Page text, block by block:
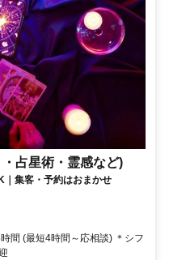
占星術・霊感など)
｜集客・予約はおまかせ
間 (最短4時間～応相談) ＊シフ